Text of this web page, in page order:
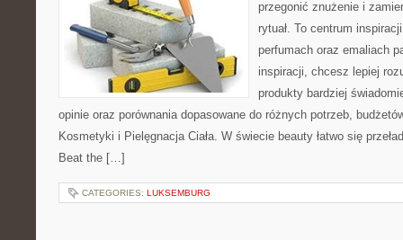
przegonić znużenie i
rytuał. To centrum
perfumach oraz emaliach
inspiracji, chcesz lepiej
produkty bardziej
opinie oraz porównania dopasowane do różnych potrzeb,
Kosmetyki i Pielęgnacja Ciała. W świecie beauty łatwo się
Beat the […]
CATEGORIES: LUKSEMBURG